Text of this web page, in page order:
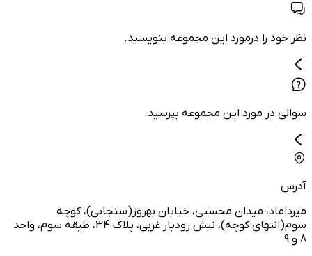
نظر خود را درمورد این مجموعه بنویسید.
سوالی در مورد این مجموعه بپرسید.
آدرس
میرداماد، میدان محسنی، خیابان بهروز(سنجابی)، کوچه
سوم(انتهای کوچه)، نبش رودبار غربی، پلاک 34، طبقه سوم، واحد
8 و 9